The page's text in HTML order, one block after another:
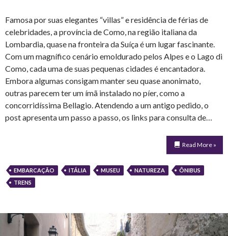
Famosa por suas elegantes “villas” e residência de férias de
celebridades, a província de Como, na região italiana da
Lombardia, quase na fronteira da Suíça é um lugar fascinante.
Com um magnífico cenário emoldurado pelos Alpes e o Lago di
Como, cada uma de suas pequenas cidades é encantadora.
Embora algumas consigam manter seu quase anonimato,
outras parecem ter um ímã instalado no píer, como a
concorridíssima Bellagio. Atendendo a um antigo pedido, o
post apresenta um passo a passo, os links para consulta de…
Read More »
EMBARCAÇÃO ITÁLIA MUSEU NATUREZA
ÔNIBUS
TRENS